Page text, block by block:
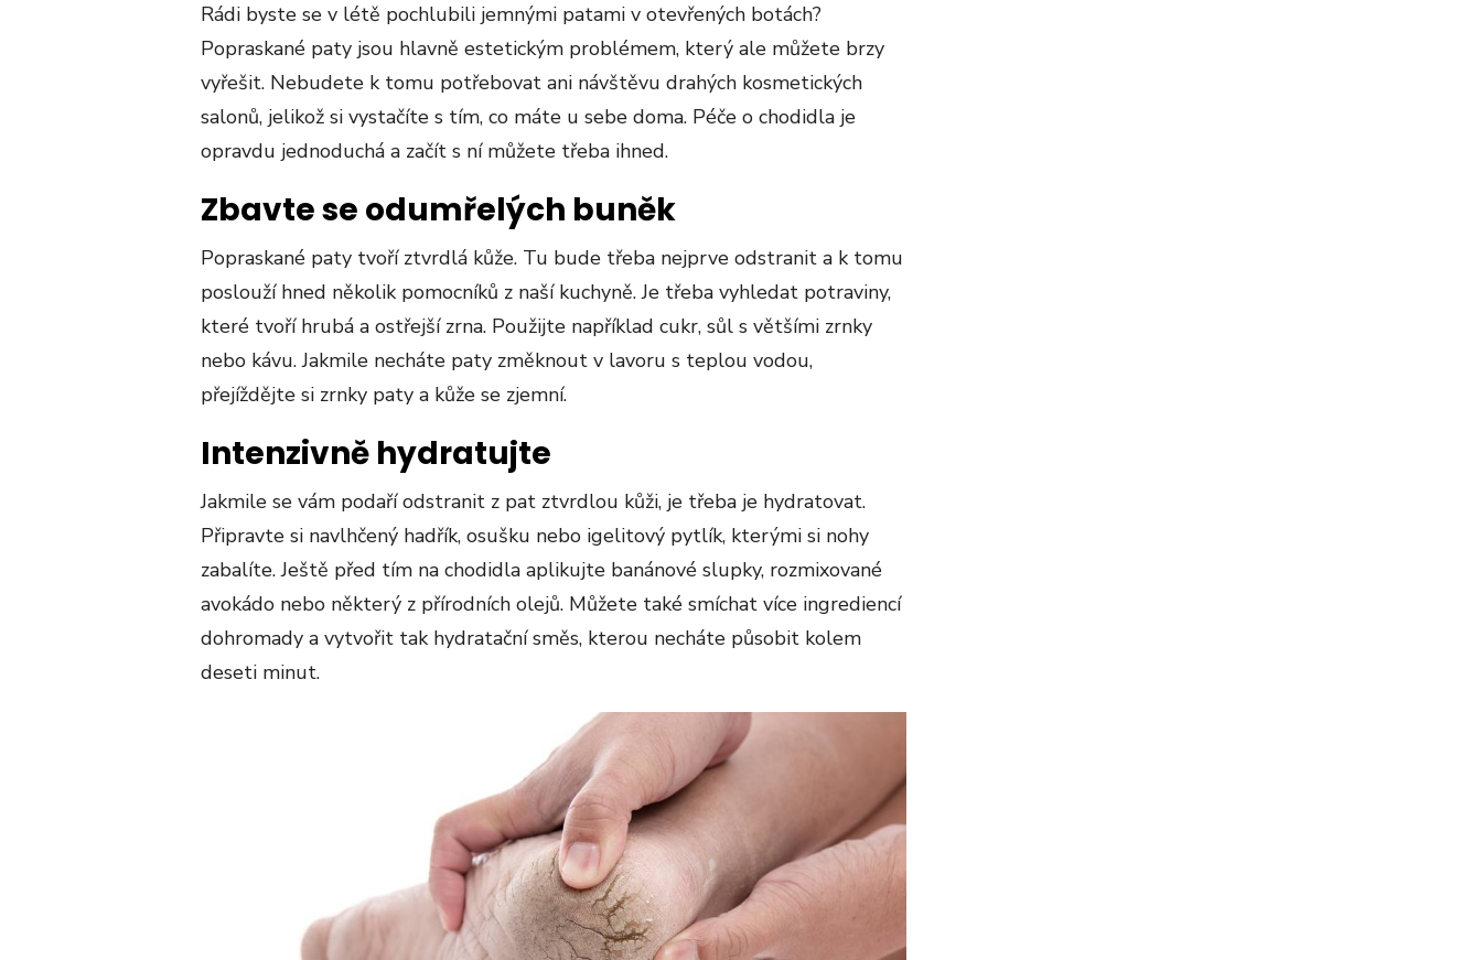
Rádi byste se v létě pochlubili jemnými patami v otevřených botách?
Popraskané paty jsou hlavně estetickým problémem, který ale můžete brzy
vyřešit. Nebudete k tomu potřebovat ani návštěvu drahých kosmetických
salonů, jelikož si vystačíte s tím, co máte u sebe doma. Péče o chodidla je
opravdu jednoduchá a začít s ní můžete třeba ihned.
Zbavte se odumřelých buněk
Popraskané paty tvoří ztvrdlá kůže. Tu bude třeba nejprve odstranit a k tomu
poslouží hned několik pomocníků z naší kuchyně. Je třeba vyhledat potraviny,
které tvoří hrubá a ostřejší zrna. Použijte například cukr, sůl s většími zrnky
nebo kávu. Jakmile necháte paty změknout v lavoru s teplou vodou,
přejíždějte si zrnky paty a kůže se zjemní.
Intenzivně hydratujte
Jakmile se vám podaří odstranit z pat ztvrdlou kůži, je třeba je hydratovat.
Připravte si navlhčený hadřík, osušku nebo igelitový pytlík, kterými si nohy
zabalíte. Ještě před tím na chodidla aplikujte banánové slupky, rozmixované
avokádo nebo některý z přírodních olejů. Můžete také smíchat více ingrediencí
dohromady a vytvořit tak hydratační směs, kterou necháte působit kolem
deseti minut.